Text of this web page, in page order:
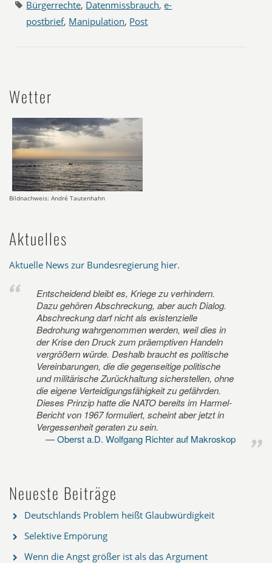
Bürgerrechte, Datenmissbrauch,e-
postbrief, Manipulation, Post
Wetter
Bildnachweis: André Tautenhahn
Aktuelles
Aktuelle News zur Bundesregierung hier.
Entscheidend bleibt es, Kriege zu verhindern.
Dazu gehören Abschreckung, aber auch Dialog.
Abschreckung darf nicht als existenzielle
Bedrohung wahrgenommen werden, weil dies in
der Krise den Druck zum präemptiven Handeln
vergrößern würde. Deshalb braucht es politische
Vereinbarungen, die die gegenseitige politische
und militärische Zurückhaltung sicherstellen, ohne
die eigene Verteidigungsfähigkeit zu gefährden.
Dieses Prinzip hatte die NATO bereits im Harmel-
Bericht von 1967 formuliert, scheint aber jetzt in
Vergessenheit geraten zu sein.
Oberst a.D. Wolfgang Richter auf Makroskop
Neueste Beiträge
Deutschlands Problem heißt Glaubwürdigkeit
Selektive Empörung
Wenn die Angst größer ist als das Argument